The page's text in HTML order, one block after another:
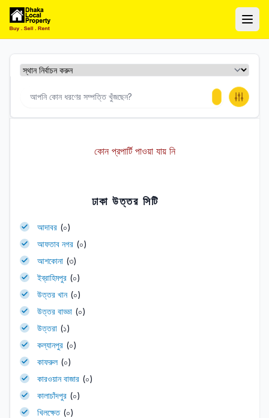
ঢাকা লোকাল প্রপার্টি
কোন প্রপার্টি পাওয়া যায় নি
ঢাকা উত্তর সিটি
আদাবর (০)
আফতাব নগর (০)
আশকোনা (৩)
ইব্রাহিমপুর (০)
উত্তর খান (০)
উত্তর বাড্ডা (০)
উত্তরা (১)
কল্যানপুর (০)
কাফরুল (০)
কারওয়ান বাজার (০)
কালাচাঁদপুর (০)
খিলক্ষেত (০)